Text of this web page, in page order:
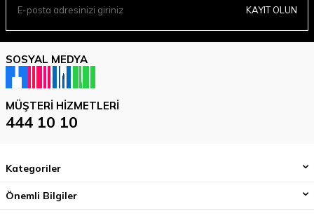
KAYIT OLUN
SOSYAL MEDYA
MÜŞTERI HIZMETLERI
444 10 10
Kategoriler
Önemli Bilgiler